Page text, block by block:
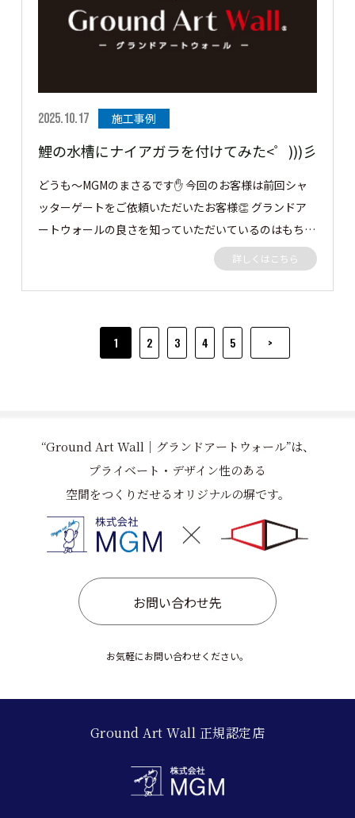
ることなくのんびり過ごせます💛 グランドアートウォ
ールでプライベート空間を楽しんでください💙 この度
本当に満足しています！！ありがとうございました。
2025.10.17 施工事例
鯉の水槽にナイアガラを付けてみた<゜)))彡
どうも～MGMのまさるです✋ 今回のお客様は前回シャ
ッターゲートをご依頼いただいたお客様👏 グランドア
ートウォールの良さを知っていただいているのはもちろ
んですが、 鯉の水槽にナイアガラの滝付きの水槽にバ
ージョンアップのご依頼 かなりむつかしかったですが
無事完成しました✨ ナイアガラの裏側のポンプも隠すた
施工させていただきました。 グランドアートウォール
ナイアガラの仕上げ ガウカラーG1000 グランドアー
詳しくはこちら
1 2 3 4 5 >
“Ground Art Wall｜グランドアートウォール”は、
プライベート・デザイン性のある
空間をつくりだせるオリジナルの塀です。
お問い合わせ先
お気軽にお問い合わせください。
Ground Art Wall 正規認定店